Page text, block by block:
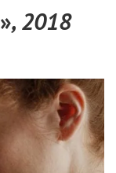
», 2018